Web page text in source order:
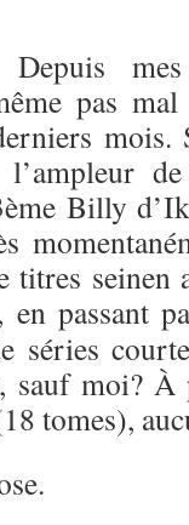
Depuis
pas
Billy
seinen
en passant
séries
sauf moi?
tomes),